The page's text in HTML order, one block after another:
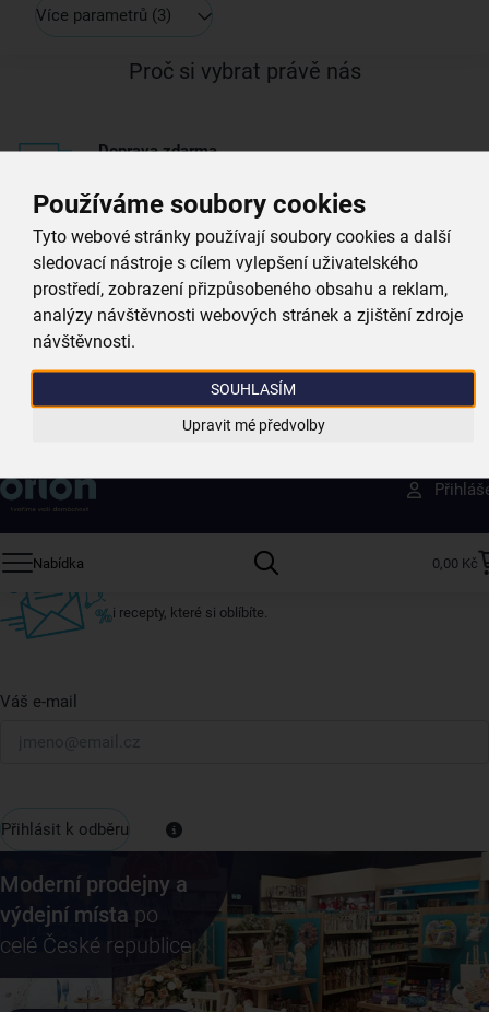
Používáme soubory cookies
Tyto webové stránky používají soubory cookies a další
sledovací nástroje s cílem vylepšení uživatelského
prostředí, zobrazení přizpůsobeného obsahu a reklam,
analýzy návštěvnosti webových stránek a zjištění zdroje
návštěvnosti.
SOUHLASÍM
Upravit mé předvolby
Více parametrů (3)
Proč si vybrat právě nás
Doprava zdarma
Zboží doručujeme rychle
máme téměr vše skladem
Vždy si u nás vyberete
4 000 kvalitních produktů
Jsme vždy poblíž
nejširší síť domácích potřeb
Nabídka 0,00 Kč
ostatní
Přihlaste se k odběru našeho newsletteru.
i recepty, které si oblíbíte.
Váš e-mail
Přihlásit k odběru
Moderní prodejny a
výdejní místa po
celé České republice